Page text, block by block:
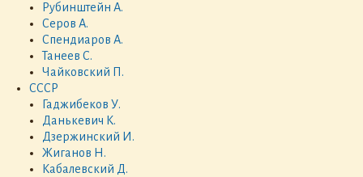
Рубинштейн А.
Серов А.
Спендиаров А.
Танеев С.
Чайковский П.
СССР
Гаджибеков У.
Данькевич К.
Дзержинский И.
Жиганов Н.
Кабалевский Д.